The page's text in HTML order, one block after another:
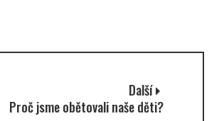
Další
Proč jsme obětovali naše děti?